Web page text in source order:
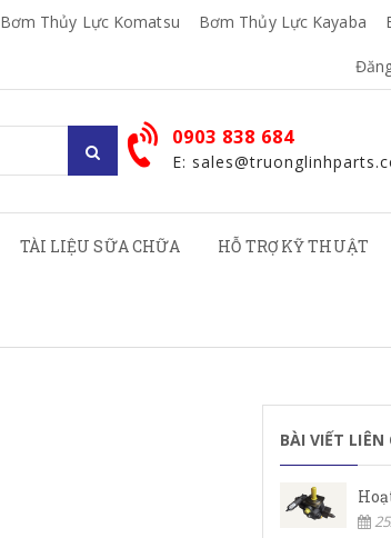
Bơm Thủy Lực Komatsu Bơm Thủy Lực Kayaba
0903 838 684
E:
TÀI LIỆU SỮA CHỮA HỖ TRỢ KỸ THUẬT
BÀI VIẾT LIÊN